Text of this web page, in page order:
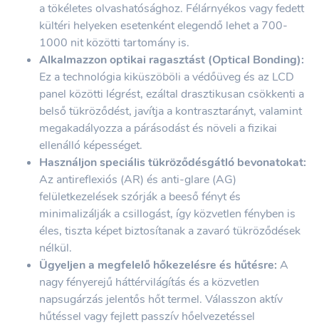
a tökéletes olvashatósághoz. Félárnyékos vagy fedett
kültéri helyeken esetenként elegendő lehet a 700-
1000 nit közötti tartomány is.
Alkalmazzon optikai ragasztást (Optical Bonding):
Ez a technológia kiküszöböli a védőüveg és az LCD
panel közötti légrést, ezáltal drasztikusan csökkenti a
belső tükröződést, javítja a kontrasztarányt, valamint
megakadályozza a párásodást és növeli a fizikai
ellenálló képességet.
Használjon speciális tükröződésgátló bevonatokat:
Az antireflexiós (AR) és anti-glare (AG)
felületkezelések szórják a beeső fényt és
minimalizálják a csillogást, így közvetlen fényben is
éles, tiszta képet biztosítanak a zavaró tükröződések
nélkül.
Ügyeljen a megfelelő hőkezelésre és hűtésre: A
nagy fényerejű háttérvilágítás és a közvetlen
napsugárzás jelentős hőt termel. Válasszon aktív
hűtéssel vagy fejlett passzív hőelvezetéssel